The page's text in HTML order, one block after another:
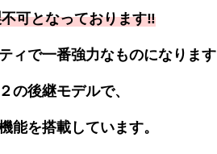
可となっております‼
ィで一番強力なものになります
の後継モデルで、
能を搭載しています。